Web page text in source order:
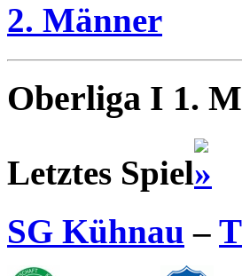
2. Männer
Oberliga I 1.
Letztes Spiel
SG Kühnau –